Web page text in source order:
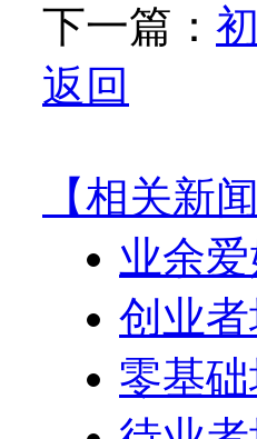
下一篇：
返回
【相关新闻
业余
创业
零基